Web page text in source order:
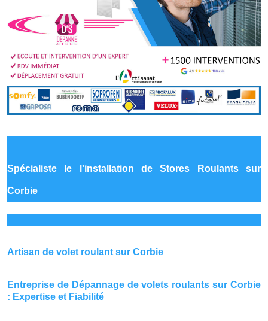
Spécialiste le l'installation de Stores Roulants sur
Corbie
Artisan de volet roulant sur Corbie
Entreprise de Dépannage de volets roulants sur Corbie
: Expertise et Fiabilité